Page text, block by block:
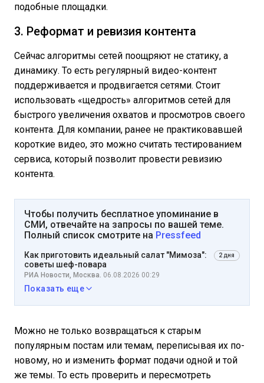
подобные площадки.
3. Реформат и ревизия контента
Сейчас алгоритмы сетей поощряют не статику, а
динамику. То есть регулярный видео-контент
поддерживается и продвигается сетями. Стоит
использовать «щедрость» алгоритмов сетей для
быстрого увеличения охватов и просмотров своего
контента. Для компании, ранее не практиковавшей
короткие видео, это можно считать тестированием
сервиса, который позволит провести ревизию
контента.
Чтобы получить бесплатное упоминание в
СМИ, отвечайте на запросы по вашей теме.
Полный список смотрите на Pressfeed
Как приготовить идеальный салат "Мимоза":
советы шеф-повара
2 дня
РИА Новости, Москва. 06.08.2026 00:29
Показать еще
Можно не только возвращаться к старым
популярным постам или темам, переписывая их по-
новому, но и изменить формат подачи одной и той
же темы. То есть проверить и пересмотреть